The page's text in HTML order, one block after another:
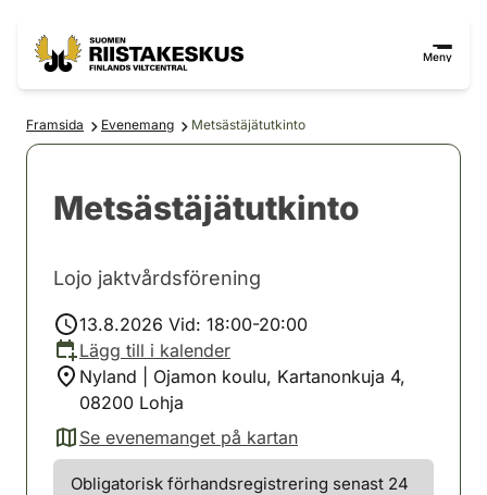
Meny
Framsida Evenemang Metsästäjätutkinto
Metsästäjätutkinto
Lojo jaktvårdsförening
13.8.2026 Vid: 18:00-20:00
Lägg till i kalender
Nyland | Ojamon koulu, Kartanonkuja 4,
08200 Lohja
Se evenemanget på kartan
(avautuu uuteen välilehteen)
Obligatorisk förhandsregistrering senast 24